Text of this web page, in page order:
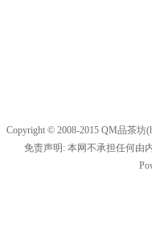
Copyright © 2008-2015 QM品茶坊
免责声明: 本网不承担任何由